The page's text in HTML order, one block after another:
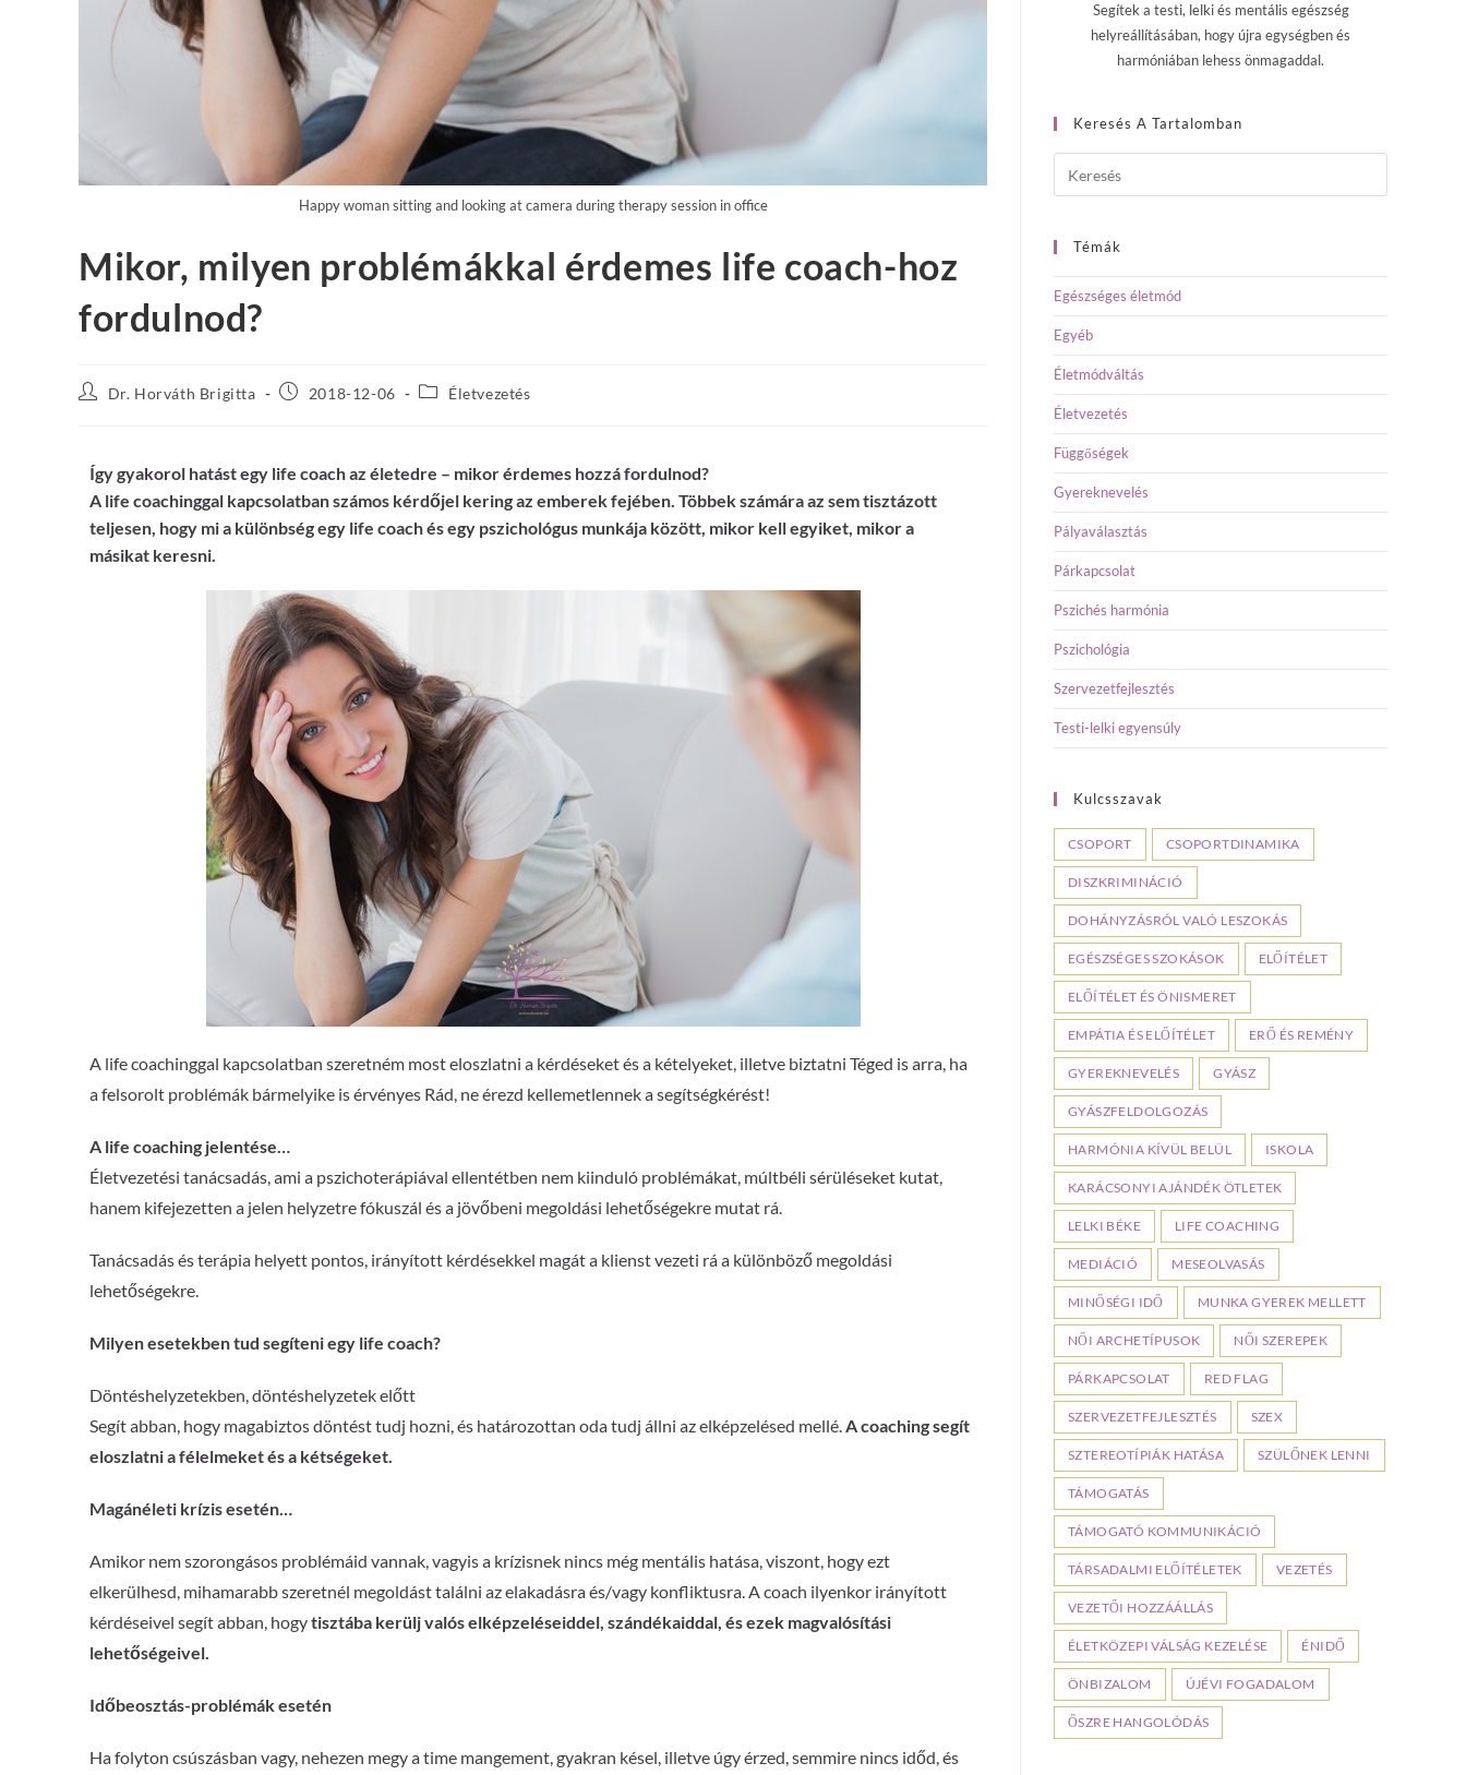
Happy woman sitting and looking at camera during therapy session in office
Mikor, milyen problémákkal érdemes life coach-hoz
fordulnod?
Dr. Horváth Brigitta 2018-12-06 Életvezetés
Így gyakorol hatást egy life coach az életedre – mikor érdemes hozzá fordulnod?
A life coachinggal kapcsolatban számos kérdőjel kering az emberek fejében. Többek számára az sem tisztázott
teljesen, hogy mi a különbség egy life coach és egy pszichológus munkája között, mikor kell egyiket, mikor a
másikat keresni.
A life coachinggal kapcsolatban szeretném most eloszlatni a kérdéseket és a kételyeket, illetve biztatni Téged is arra, ha
a felsorolt problémák bármelyike is érvényes Rád, ne érezd kellemetlennek a segítségkérést!
A life coaching jelentése…
Életvezetési tanácsadás, ami a pszichoterápiával ellentétben nem kiinduló problémákat, múltbéli sérüléseket kutat,
hanem kifejezetten a jelen helyzetre fókuszál és a jövőbeni megoldási lehetőségekre mutat rá.
Tanácsadás és terápia helyett pontos, irányított kérdésekkel magát a klienst vezeti rá a különböző megoldási
lehetőségekre.
Milyen esetekben tud segíteni egy life coach?
Döntéshelyzetekben, döntéshelyzetek előtt
Segít abban, hogy magabiztos döntést tudj hozni, és határozottan oda tudj állni az elképzelésed mellé.A coaching segít
eloszlatni a félelmeket és a kétségeket.
Magánéleti krízis esetén…
Amikor nem szorongásos problémáid vannak, vagyis a krízisnek nincs még mentális hatása, viszont, hogy ezt
elkerülhesd, mihamarabb szeretnél megoldást találni az elakadásra és/vagy konfliktusra. A coach ilyenkor irányított
kérdéseivel segít abban, hogytisztába kerülj valós elképzeléseiddel, szándékaiddal, és ezek magvalósítási
lehetőségeivel.
Időbeosztás-problémák esetén
Ha folyton csúszásban vagy, nehezen megy a time mangement, gyakran késel, illetve úgy érzed, semmire nincs időd, és
Segítek a testi, lelki és mentális egészség
helyreállításában, hogy újra egységben és
harmóniában lehess önmagaddal.
Keresés A Tartalomban
Témák
Egészséges életmód
Egyéb
Életmódváltás
Életvezetés
Függőségek
Gyereknevelés
Pályaválasztás
Párkapcsolat
Pszichés harmónia
Pszichológia
Szervezetfejlesztés
Testi-lelki egyensúly
Kulcsszavak
CSOPORT CSOPORTDINAMIKA
DISZKRIMINÁCIÓ
DOHÁNYZÁSRÓL VALÓ LESZOKÁS
EGÉSZSÉGES SZOKÁSOK ELŐÍTÉLET
ELŐÍTÉLET ÉS ÖNISMERET
EMPÁTIA ÉS ELŐÍTÉLET ERŐ ÉS REMÉNY
GYEREKNEVELÉS GYÁSZ
GYÁSZFELDOLGOZÁS
HARMÓNIA KÍVÜL BELÜL ISKOLA
KARÁCSONYI AJÁNDÉK ÖTLETEK
LELKI BÉKE LIFE COACHING
MEDIÁCIÓ MESEOLVASÁS
MINŐSÉGI IDŐ MUNKA GYEREK MELLETT
NŐI ARCHETÍPUSOK NŐI SZEREPEK
PÁRKAPCSOLAT RED FLAG
SZERVEZETFEJLESZTÉS SZEX
SZTEREOTÍPIÁK HATÁSA SZÜLŐNEK LENNI
TÁMOGATÁS
TÁMOGATÓ KOMMUNIKÁCIÓ
TÁRSADALMI ELŐÍTÉLETEK VEZETÉS
VEZETŐI HOZZÁÁLLÁS
ÉLETKÖZEPI VÁLSÁG KEZELÉSE ÉNIDŐ
ÖNBIZALOM ÚJÉVI FOGADALOM
ŐSZRE HANGOLÓDÁS